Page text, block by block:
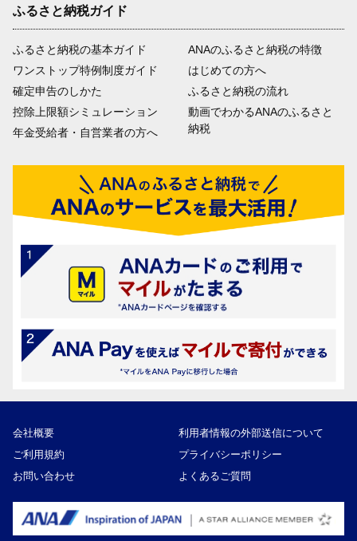
ふるさと納税ガイド
ふるさと納税の基本ガイド
ワンストップ特例制度ガイド
確定申告のしかた
控除上限額シミュレーション
年金受給者・自営業者の方へ
ANAのふるさと納税の特徴
はじめての方へ
ふるさと納税の流れ
動画でわかるANAのふるさと
納税
会社概要
利用者情報の外部送信について
ご利用規約
プライバシーポリシー
お問い合わせ
よくあるご質問